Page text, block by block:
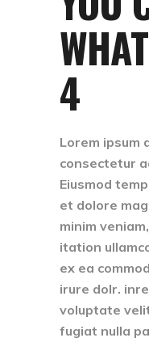
4
Lorem ipsum
consectetur
Eiusmod
et dolore
minim
itation
ex ea
irure dolr.
voluptate
fugiat nulla